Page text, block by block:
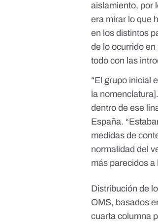
aislamiento, por
era mirar lo que
en los distintos
de lo ocurrido
todo con las
“El grupo inicial
la
dentro de ese
España.
medidas de
normalidad del
más parecidos a
Distribución de
OMS, basados
cuarta columna